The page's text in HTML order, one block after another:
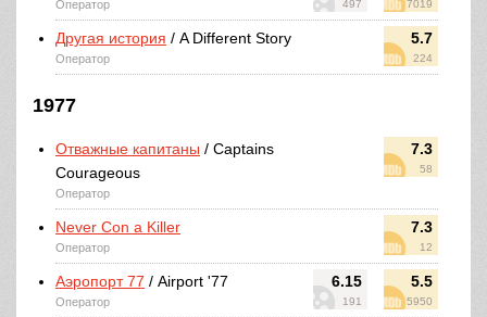
497 7019
Оператор
5.7
224
Другая история / A Different Story
Оператор
1977
7.3
58
Отважные капитаны / Captains
Courageous
Оператор
7.3
12
Never Con a Killer
Оператор
6.15
191
5.5
5950
Аэропорт 77 / Airport '77
Оператор